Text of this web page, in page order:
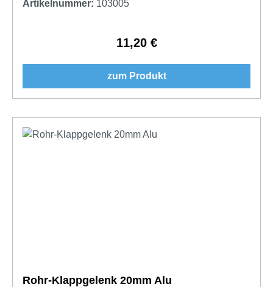
Artikelnummer: 103005
Regulärer Preis:
11,20 €
zum Produkt
Rohr-Klappgelenk 20mm Alu